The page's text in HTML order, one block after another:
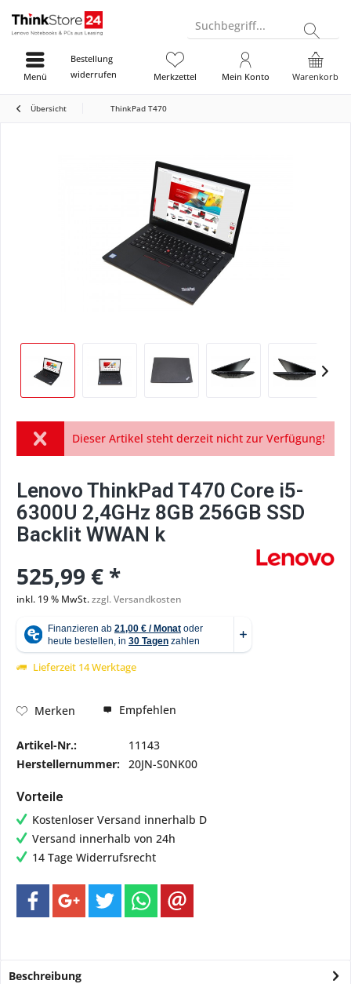
Suchbegriff...
Bestellung
widerrufen
Warenkorb
Merkzettel Mein Konto
Menü
Übersicht ThinkPad T470
Dieser Artikel steht derzeit nicht zur Verfügung!
Lenovo ThinkPad T470 Core i5-
6300U 2,4GHz 8GB 256GB SSD
Backlit WWAN k
525,99 € *
inkl. 19 % MwSt.zzgl. Versandkosten
Lieferzeit 14 Werktage
Merken Empfehlen
Artikel-Nr.:
11143
Herstellernummer: 20JN-S0NK00
Vorteile
Kostenloser Versand innerhalb D
Versand innerhalb von 24h
14 Tage Widerrufsrecht
Beschreibung